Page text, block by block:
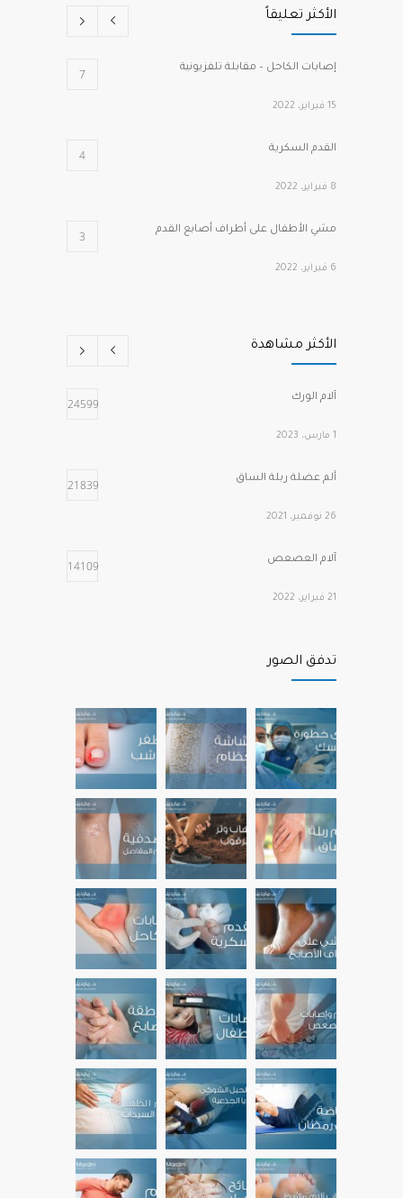
الأكثر تعليقاً
إصابات الكاحل – مقابلة تلفزيونية 7
15 فبراير، 2022
القدم السكرية 4
8 فبراير، 2022
مشي الأطفال على أطراف أصابع القدم 3
6 فبراير، 2022
1 مارس، 2022
الصدفية وآلام المفاصل 2
2 فبراير، 2022
الأكثر مشاهدة
آلام الورك 24599
1 مارس، 2023
ألم عضلة ربلة الساق 21839
26 نوفمبر، 2021
آلام العصعص 14109
21 فبراير، 2022
عند التقدم في العمر
آلام مشط القدم الأمامية 12191
22 يوليو، 2022
تدفق الصور